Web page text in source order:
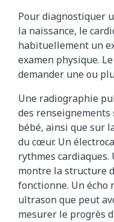
Pour diagnostiquer
la naissance, le
habituellement un
examen physique.
demander une ou
Une radiographie
des
bébé, ainsi que sur
du cœur. Un
rythmes cardiaques.
montre la structure
fonctionne. Un écho
ultrason que peut
mesurer le progrès